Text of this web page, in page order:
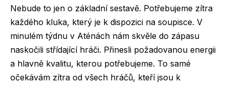
Nebude to jen o základní sestavě. Potřebujeme zítra
každého kluka, který je k dispozici na soupisce. V
minulém týdnu v Aténách nám skvěle do zápasu
naskočili střídající hráči. Přinesli požadovanou energii
a hlavně kvalitu, kterou potřebujeme. To samé
očekávám zítra od všech hráčů, kteří jsou k